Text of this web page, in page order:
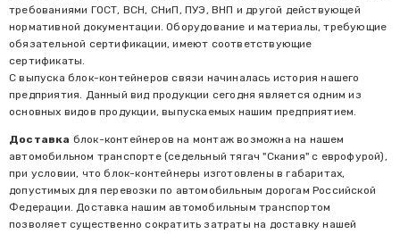
требованиями ГОСТ, ВСН, СНиП, ПУЭ, ВНП и другой действующей
нормативной документации. Оборудование и материалы, требующие
обязательной сертификации, имеют соответствующие
сертификаты.
С выпуска блок-контейнеров связи начиналась история нашего
предприятия. Данный вид продукции сегодня является одним из
основных видов продукции, выпускаемых нашим предприятием.
Доставка блок-контейнеров на монтаж возможна на нашем
автомобильном транспорте (седельный тягач "Скания" с еврофурой),
при условии, что блок-контейнеры изготовлены в габаритах,
допустимых для перевозки по автомобильным дорогам Российской
Федерации. Доставка нашим автомобильным транспортом
позволяет существенно сократить затраты на доставку нашей